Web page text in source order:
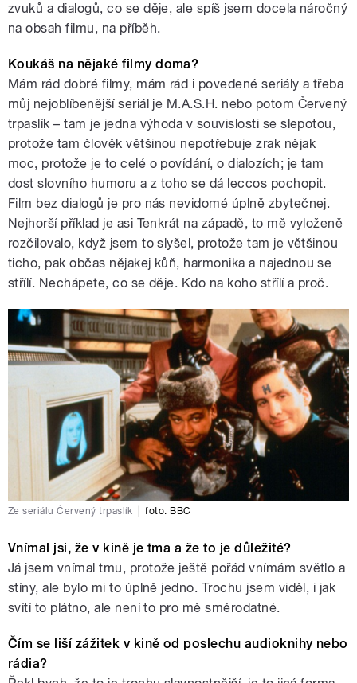
zvuků a dialogů, co se děje, ale spíš jsem docela náročný
na obsah filmu, na příběh.
Koukáš na nějaké filmy doma?
Mám rád dobré filmy, mám rád i povedené seriály a třeba
můj nejoblíbenější seriál je M.A.S.H. nebo potom Červený
trpaslík – tam je jedna výhoda v souvislosti se slepotou,
protože tam člověk většinou nepotřebuje zrak nějak
moc, protože je to celé o povídání, o dialozích; je tam
dost slovního humoru a z toho se dá leccos pochopit.
Film bez dialogů je pro nás nevidomé úplně zbytečnej.
Nejhorší příklad je asi Tenkrát na západě, to mě vyloženě
rozčilovalo, když jsem to slyšel, protože tam je většinou
ticho, pak občas nějakej kůň, harmonika a najednou se
střílí. Nechápete, co se děje. Kdo na koho střílí a proč.
Ze seriálu Červený trpaslík foto: BBC
Vnímal jsi, že v kině je tma a že to je důležité?
Já jsem vnímal tmu, protože ještě pořád vnímám světlo a
stíny, ale bylo mi to úplně jedno. Trochu jsem viděl, i jak
svítí to plátno, ale není to pro mě směrodatné.
Čím se liší zážitek v kině od poslechu audioknihy nebo
rádia?